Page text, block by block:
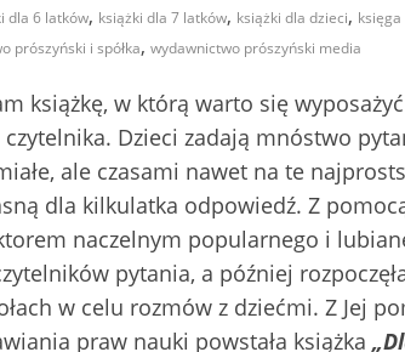
dla 6 latków, książki dla 7 latków, książki dla dzieci,
prószyński i spółka, wydawnictwo prószyński media
książkę, w którą warto się
Dzieci zadają mnóstwo
ale czasami nawet na te
dla kilkulatka odpowiedź. Z
naczelnym popularnego i
pytania, a później
w celu rozmów z dziećmi. Z Jej
praw nauki powstała książka